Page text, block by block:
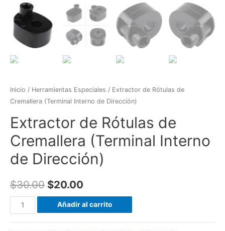
Inicio / Herramientas Especiales / Extractor de Rótulas de
Cremallera (Terminal Interno de Dirección)
Extractor de Rótulas de
Cremallera (Terminal Interno
de Dirección)
$30.00 $20.00
Extractor
de
Añadir al carrito